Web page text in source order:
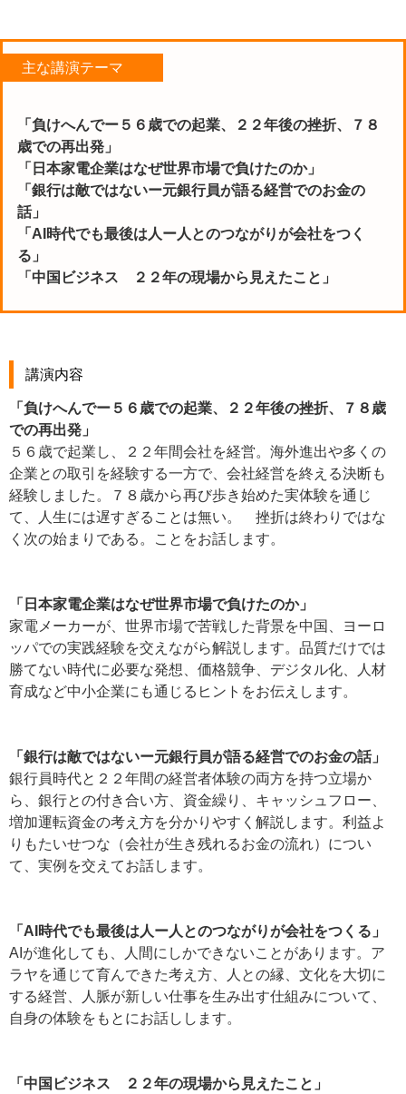
主な講演テーマ
「負けへんでー５６歳での起業、２２年後の挫折、７８
歳での再出発」
「日本家電企業はなぜ世界市場で負けたのか」
「銀行は敵ではないー元銀行員が語る経営でのお金の
話」
「AI時代でも最後は人ー人とのつながりが会社をつく
る」
「中国ビジネス ２２年の現場から見えたこと」
講演内容
「負けへんでー５６歳での起業、２２年後の挫折、７８歳
での再出発」
５６歳で起業し、２２年間会社を経営。海外進出や多くの
企業との取引を経験する一方で、会社経営を終える決断も
経験しました。７８歳から再び歩き始めた実体験を通じ
て、人生には遅すぎることは無い。 挫折は終わりではな
く次の始まりである。ことをお話します。
「日本家電企業はなぜ世界市場で負けたのか」
家電メーカーが、世界市場で苦戦した背景を中国、ヨーロ
ッパでの実践経験を交えながら解説します。品質だけでは
勝てない時代に必要な発想、価格競争、デジタル化、人材
育成など中小企業にも通じるヒントをお伝えします。
「銀行は敵ではないー元銀行員が語る経営でのお金の話」
銀行員時代と２２年間の経営者体験の両方を持つ立場か
ら、銀行との付き合い方、資金繰り、キャッシュフロー、
増加運転資金の考え方を分かりやすく解説します。利益よ
りもたいせつな（会社が生き残れるお金の流れ）につい
て、実例を交えてお話します。
「AI時代でも最後は人ー人とのつながりが会社をつくる」
AIが進化しても、人間にしかできないことがあります。ア
ラヤを通じて育んできた考え方、人との縁、文化を大切に
する経営、人脈が新しい仕事を生み出す仕組みについて、
自身の体験をもとにお話しします。
「中国ビジネス ２２年の現場から見えたこと」